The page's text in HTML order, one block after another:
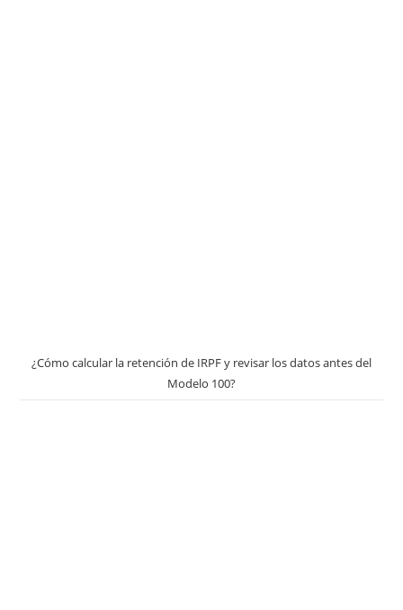
¿Cómo calcular la retención de IRPF y revisar los datos antes del
Modelo 100?